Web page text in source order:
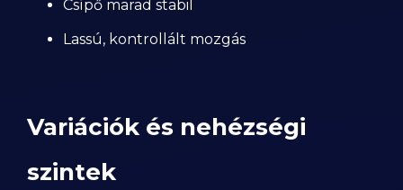
Csípő marad stabil
Lassú, kontrollált mozgás
Variációk és nehézségi
szintek